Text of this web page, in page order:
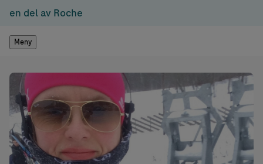
en del av Roche
Meny